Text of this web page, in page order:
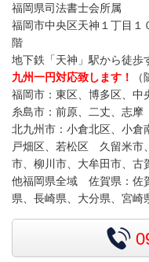
福岡県司法書士会所属
福岡市中央区天神１丁目
階
地下鉄「天神」駅から徒歩
九州一円対応致します！
福岡市：東区、博多区、中
糸島市：前原、二丈、志
北九州市：小倉北区、小倉
戸畑区、若松区 久留米市
市、柳川市、大牟田市、古
他福岡県全域 佐賀県：佐
県、長崎県、大分県、宮崎